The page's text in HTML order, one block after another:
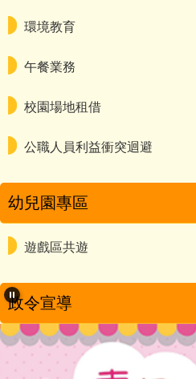
環境教育
午餐業務
校園場地租借
公職人員利益衝突迴避
幼兒園專區
遊戲區共遊
政令宣導